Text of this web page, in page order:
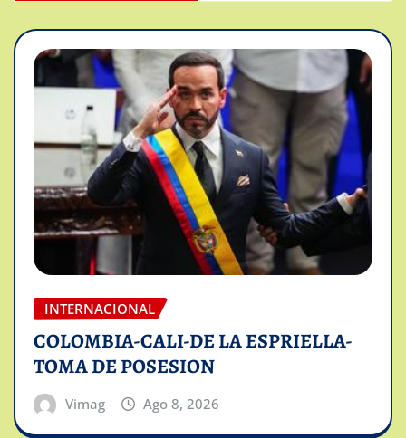
INTERNACIONAL
COLOMBIA-CALI-DE LA ESPRIELLA-
TOMA DE POSESION
Vimag Ago 8, 2026